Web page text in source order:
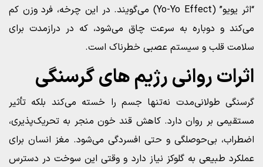
“اثر یویو” (Yo-Yo Effect) می‌گویند. در این چرخه، فرد وزن کم
می‌کند و دوباره به سرعت چاق می‌شود، که در درازمدت برای
سلامت قلب و سیستم عصبی خطرناک است.
اثرات روانی رژیم‌ های گرسنگی
گرسنگی طولانی‌مدت نه‌تنها جسم را خسته می‌کند بلکه تأثیر
مستقیمی بر روان دارد. کاهش قند خون منجر به تحریک‌پذیری،
اضطراب، بی‌حوصلگی و حتی افسردگی می‌شود. مغز انسان برای
عملکرد طبیعی به گلوکز نیاز دارد و وقتی این سوخت در دسترس